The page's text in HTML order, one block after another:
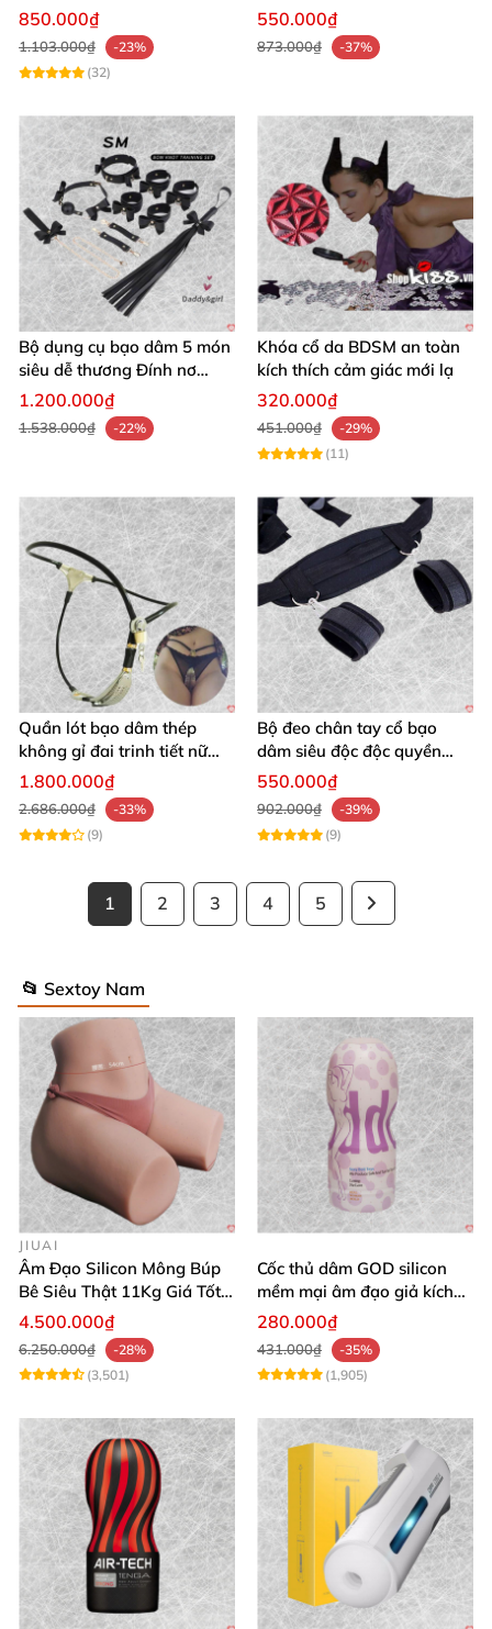
khoái cảm an toàn
850.000₫
1.103.000₫
-23%
(32)
Cao Cấp
550.000₫
873.000₫ -37%
Bộ dụng cụ bạo dâm 5 món
siêu dễ thương Đính nơ
quyến rũ kích thích
1.200.000₫
1.538.000₫ -22%
Khóa cổ da BDSM an toàn
kích thích cảm giác mới lạ
320.000₫
451.000₫
-29%
(11)
Quần lót bạo dâm thép
không gỉ đai trinh tiết nữ
sexy kích thích
1.800.000₫
2.686.000₫
-33%
(9)
Bộ đeo chân tay cổ bạo
dâm siêu độc độc quyền
thoả mãn
550.000₫
902.000₫
-39%
(9)
1 2 3 4 5
📂 Sextoy Nam
JIUAI
Âm Đạo Silicon Mông Búp
Bê Siêu Thật 11Kg Giá Tốt
Hàng Nhật
4.500.000₫
6.250.000₫
-28%
(3,501)
Cốc thủ dâm GOD silicon
mềm mại âm đạo giả kích
thích mạnh mẽ
280.000₫
431.000₫
-35%
(1,905)